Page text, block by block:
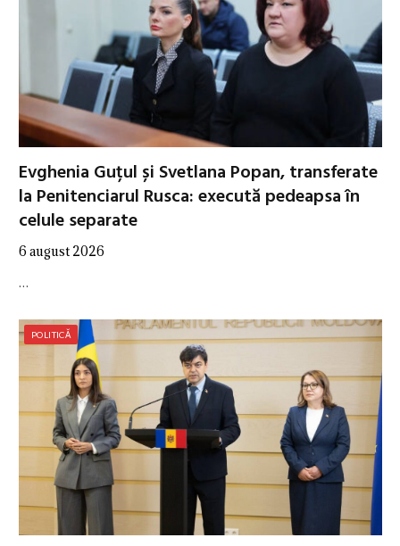
Evghenia Guțul și Svetlana Popan, transferate
la Penitenciarul Rusca: execută pedeapsa în
celule separate
6 august 2026
…
POLITICĂ